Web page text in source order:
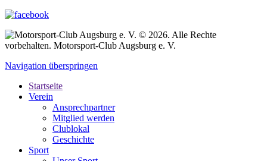
© 2026. Alle Rechte
vorbehalten. Motorsport-Club Augsburg e. V.
Navigation überspringen
Startseite
Verein
Ansprechpartner
Mitglied werden
Clublokal
Geschichte
Sport